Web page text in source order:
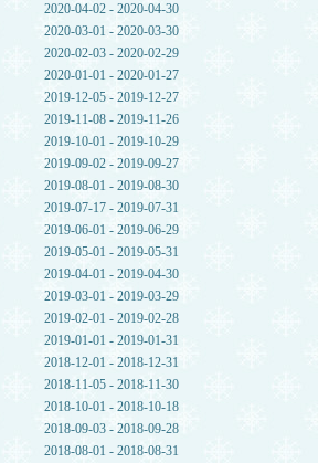
2020-04-02 - 2020-04-30
2020-03-01 - 2020-03-30
2020-02-03 - 2020-02-29
2020-01-01 - 2020-01-27
2019-12-05 - 2019-12-27
2019-11-08 - 2019-11-26
2019-10-01 - 2019-10-29
2019-09-02 - 2019-09-27
2019-08-01 - 2019-08-30
2019-07-17 - 2019-07-31
2019-06-01 - 2019-06-29
2019-05-01 - 2019-05-31
2019-04-01 - 2019-04-30
2019-03-01 - 2019-03-29
2019-02-01 - 2019-02-28
2019-01-01 - 2019-01-31
2018-12-01 - 2018-12-31
2018-11-05 - 2018-11-30
2018-10-01 - 2018-10-18
2018-09-03 - 2018-09-28
2018-08-01 - 2018-08-31